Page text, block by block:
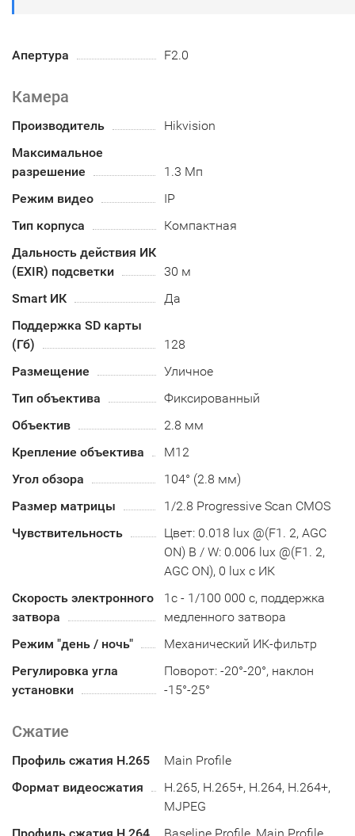
Апертура F2.0
Камера
Производитель
Hikvision
Максимальное
разрешение
1.3 Мп
Режим видео
IP
Тип корпуса
Компактная
Дальность действия ИК
(EXIR) подсветки
30 м
Smart ИК
Да
Поддержка SD карты
(Гб)
128
Размещение
Уличное
Тип объектива
Фиксированный
Объектив
2.8 мм
Крепление объектива
М12
Угол обзора
104° (2.8 мм)
Размер матрицы
1/2.8 Progressive Scan CMOS
Чувствительность
Цвет: 0.018 lux @(F1. 2, AGC
ON) B / W: 0.006 lux @(F1. 2,
AGC ON), 0 lux с ИК
Скорость электронного
затвора
1с - 1/100 000 с, поддержка
медленного затвора
Режим "день / ночь"
Механический ИК-фильтр
Регулировка угла
установки
Поворот: -20°-20°, наклон
-15°-25°
Сжатие
Профиль сжатия H.265
Main Profile
Формат видеосжатия
H.265, H.265+, H.264, H.264+,
MJPEG